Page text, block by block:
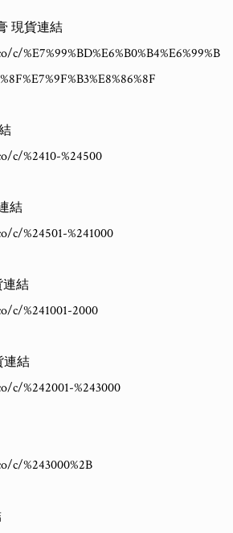
現貨連結
%E7%99%BD%E6%B0%B4%E6%99%B
c/%2410-%24500
結
c/%24501-%241000
連結
c/%241001-2000
連結
c/%242001-%243000
c/%243000%2B